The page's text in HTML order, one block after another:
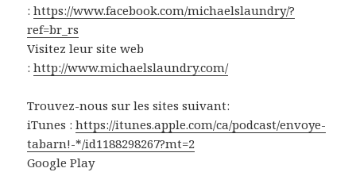
:https://www.facebook.com/michaelslaundry/?
ref=br_rs
Visitez leur site web
:http://www.michaelslaundry.com/
Trouvez-nous sur les sites suivant:
iTunes :https://itunes.apple.com/ca/podcast/envoye-
tabarn!-*/id1188298267?mt=2
Google Play